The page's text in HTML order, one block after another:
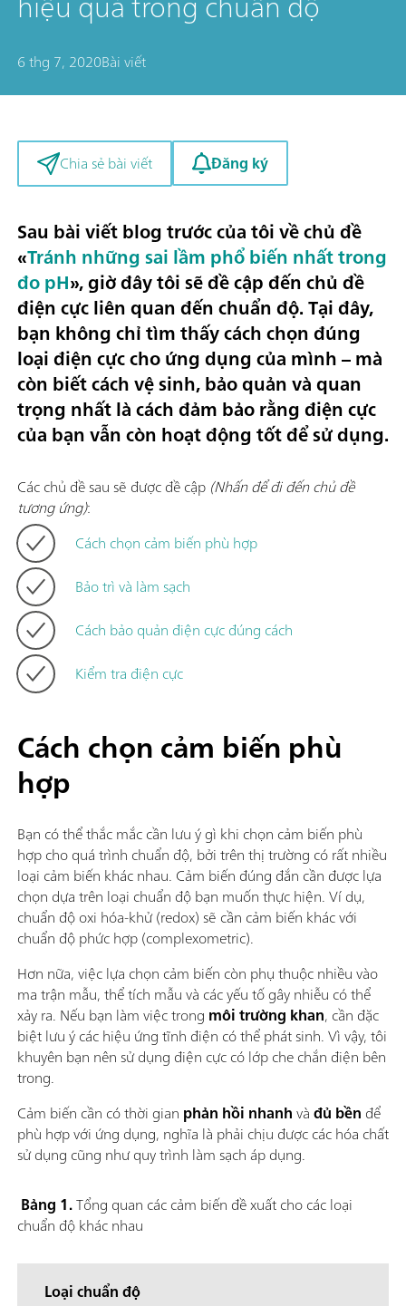
6 thg 7, 2020Bài viết
Chia sẻ bài viết Đăng ký
Sau bài viết blog trước của tôi về chủ đề
«Tránh những sai lầm phổ biến nhất trong
đo pH», giờ đây tôi sẽ đề cập đến chủ đề
điện cực liên quan đến chuẩn độ. Tại đây,
bạn không chỉ tìm thấy cách chọn đúng
loại điện cực cho ứng dụng của mình – mà
còn biết cách vệ sinh, bảo quản và quan
trọng nhất là cách đảm bảo rằng điện cực
của bạn vẫn còn hoạt động tốt để sử dụng.
Các chủ đề sau sẽ được đề cập (Nhấn để đi đến chủ đề
tương ứng):
Cách chọn cảm biến phù hợp
Bảo trì và làm sạch
Cách bảo quản điện cực đúng cách
Kiểm tra điện cực
Cách chọn cảm biến phù
hợp
Bạn có thể thắc mắc cần lưu ý gì khi chọn cảm biến phù
hợp cho quá trình chuẩn độ, bởi trên thị trường có rất nhiều
loại cảm biến khác nhau. Cảm biến đúng đắn cần được lựa
chọn dựa trên loại chuẩn độ bạn muốn thực hiện. Ví dụ,
chuẩn độ oxi hóa-khử (redox) sẽ cần cảm biến khác với
chuẩn độ phức hợp (complexometric).
Hơn nữa, việc lựa chọn cảm biến còn phụ thuộc nhiều vào
ma trận mẫu, thể tích mẫu và các yếu tố gây nhiễu có thể
xảy ra. Nếu bạn làm việc trong môi trường khan, cần đặc
biệt lưu ý các hiệu ứng tĩnh điện có thể phát sinh. Vì vậy, tôi
khuyên bạn nên sử dụng điện cực có lớp che chắn điện bên
trong.
Cảm biến cần có thời gian phản hồi nhanhvàđủ bền để
phù hợp với ứng dụng, nghĩa là phải chịu được các hóa chất
sử dụng cũng như quy trình làm sạch áp dụng.
Bảng 1.Tổng quan các cảm biến đề xuất cho các loại
chuẩn độ khác nhau
Loại chuẩn độ